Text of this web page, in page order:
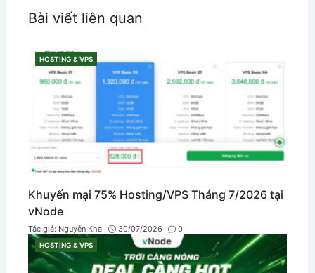
Bài viết liên quan
CATEGORIES
HOSTING & VPS
Khuyến mại 75% Hosting/VPS Tháng 7/2026 tại
vNode
Tác giả: Nguyễn Kha 30/07/2026
0
CATEGORIES
HOSTING & VPS